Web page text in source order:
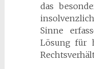
das
Sinne
Lösung für